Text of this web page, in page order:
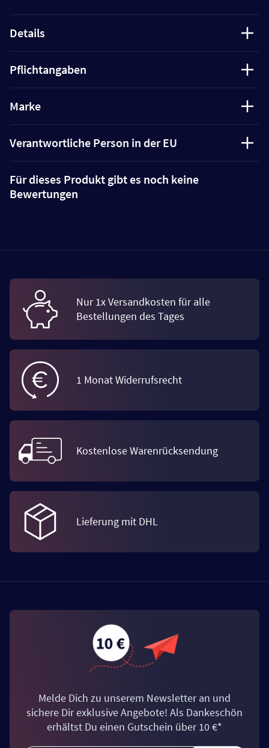
Details
Pflichtangaben
Marke
Verantwortliche Person in der EU
Für dieses Produkt gibt es noch keine
Bewertungen
Nur 1x Versandkosten für alle
Bestellungen des Tages
1 Monat Widerrufsrecht
Kostenlose Warenrücksendung
Lieferung mit DHL
Melde Dich zu unserem Newsletter an und
sichere Dir exklusive Angebote! Als Dankeschön
erhältst Du einen Gutschein über 10 €*